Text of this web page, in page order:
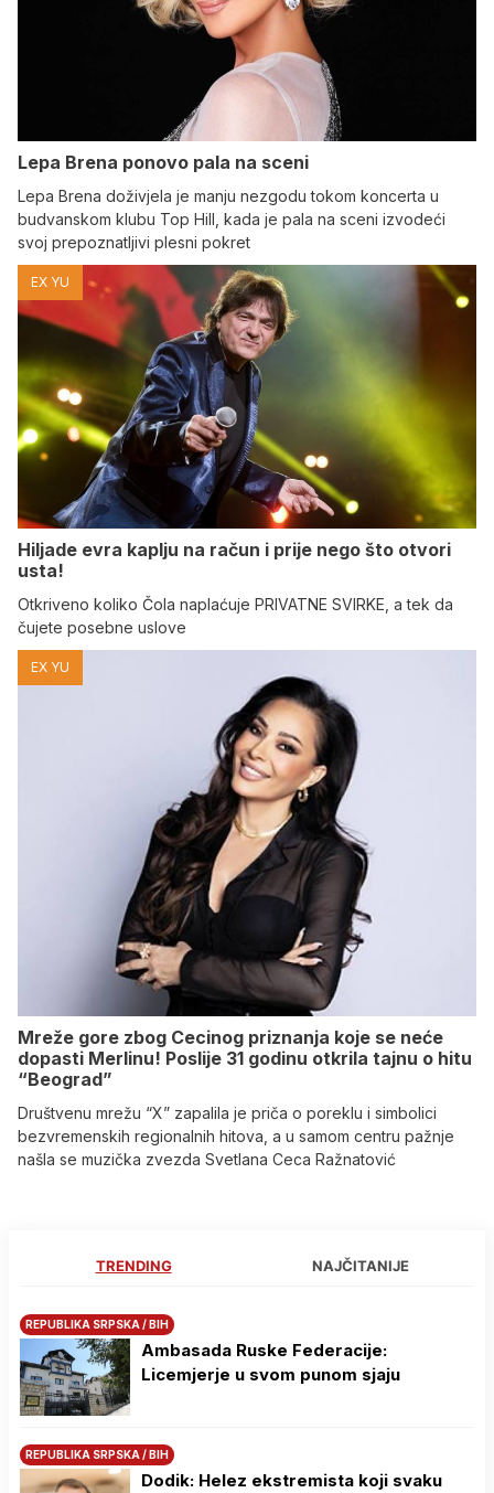
Lepa Brena ponovo pala na sceni
Lepa Brena doživjela je manju nezgodu tokom koncerta u
budvanskom klubu Top Hill, kada je pala na sceni izvodeći
svoj prepoznatljivi plesni pokret
EX YU
Hiljade evra kaplju na račun i prije nego što otvori
usta!
Otkriveno koliko Čola naplaćuje PRIVATNE SVIRKE, a tek da
čujete posebne uslove
EX YU
Mreže gore zbog Cecinog priznanja koje se neće
dopasti Merlinu! Poslije 31 godinu otkrila tajnu o hitu
“Beograd”
Društvenu mrežu “X” zapalila je priča o poreklu i simbolici
bezvremenskih regionalnih hitova, a u samom centru pažnje
našla se muzička zvezda Svetlana Ceca Ražnatović
TRENDING NAJČITANIJE
REPUBLIKA SRPSKA / BIH
Ambasada Ruske Federacije:
Licemjerje u svom punom sjaju
REPUBLIKA SRPSKA / BIH
Dodik: Helez ekstremista koji svaku